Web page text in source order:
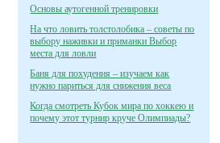
Основы аутогенной тренировки
На что ловить толстолобика – советы по
выбору наживки и приманки Выбор
места для ловли
Баня для похудения – изучаем как
нужно париться для снижения веса
Когда смотреть Кубок мира по хоккею и
почему этот турнир круче Олимпиады?